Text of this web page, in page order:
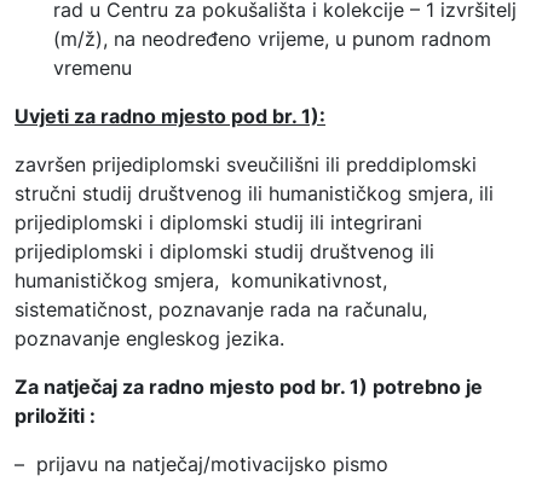
rad u Centru za pokušališta i kolekcije – 1 izvršitelj
(m/ž), na neodređeno vrijeme, u punom radnom
vremenu
Uvjeti za radno mjesto pod br. 1):
završen prijediplomski sveučilišni ili preddiplomski
stručni studij društvenog ili humanističkog smjera, ili
prijediplomski i diplomski studij ili integrirani
prijediplomski i diplomski studij društvenog ili
humanističkog smjera, komunikativnost,
sistematičnost, poznavanje rada na računalu,
poznavanje engleskog jezika.
Za natječaj za radno mjesto pod br. 1) potrebno je
priložiti :
– prijavu na natječaj/motivacijsko pismo